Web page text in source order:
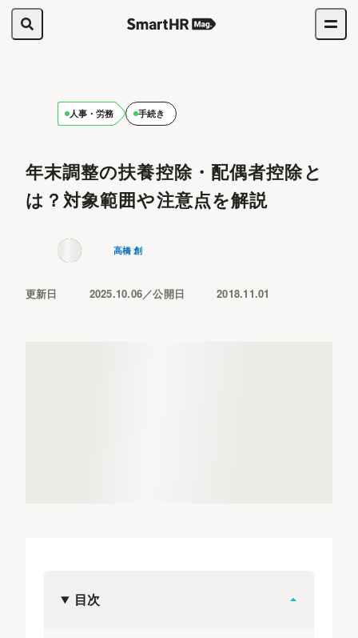
人事・労務 手続き
年末調整の扶養控除・配偶者控除と
は？対象範囲や注意点を解説
高橋 創
更新日 2025.10.06 公開日 2018.11.01
目次